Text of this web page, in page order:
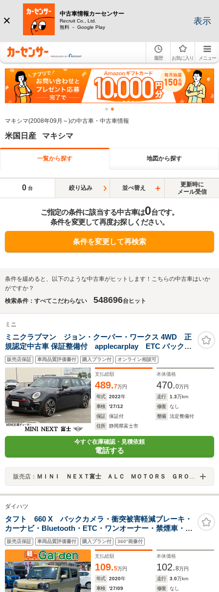
中古車情報カーセンサー
Recruit Co., Ltd.
無料 － Google Play
表示
履歴 お気に入り メニュー
マキシマ(2008年09月～)の中古車・中古車情報
米国日産 マキシマ
一覧から探す 地図から探す
0 台 絞り込み 並べ替え
更新時に
メール受信
ご指定の条件に該当する中古車は0台です。
条件を変更して再度お探しください。
条件を変更して再検索
条件を緩めると、以下のような中古車がヒットします！こちらの中古車はいか
がですか？
検索条件：すべてこだわらない
548696台ヒット
ミニ
ミニクラブマン ジョン・クーパー・ワークス 4WD 正
規認定中古車 保証整備付 applecarplay ETC バックカ
メラ 衝突軽減ブレーキ アイドリングストップ 障害物ソナ
ー アクティブクルコン LEDライト 純正ホイール
販売店保証 車両品質評価書付 購入プラン付 オンライン相談可
支払総額
489.7万円
本体価格
470.0万円
年式
2022年 走行 1.3万km
車検
'27/12 修復
なし
保証
保証付 整備
法定整備付
住所
静岡県富士市
今すぐ在庫確認・見積依頼
電話する
販売店： ＭＩＮＩ ＮＥＸＴ富士 ＡＬＣ ＭＯＴＯＲＳ ＧＲＯＵＰ
ダイハツ
タフト 660 X バックカメラ・衝突被害軽減ブレーキ・
カーナビ・Bluetooth・ETC・ワンオーナー・禁煙車・フ
ルセグTV・CD/DVD再生・スマートキー&プッシュスター
ト・ベンチシート・ルームクリーニング
販売店保証 車両品質評価書付 購入プラン付 360°画像付
支払総額
109.5万円
本体価格
102.8万円
年式
2020年 走行 3.0万km
車検
'27/09 修復
なし